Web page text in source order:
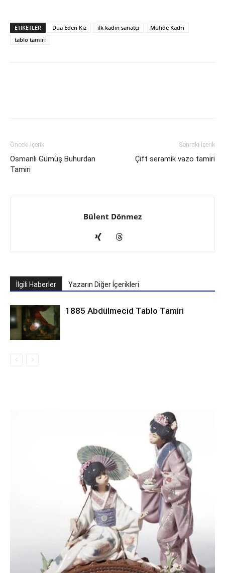
ETIKETLER Dua Eden Kız ilk kadın sanatçı
Müfide Kadri
tablo tamiri
Önceki İçerik
Osmanlı Gümüş Buhurdan
Tamiri
Sonraki İçerik
Çift seramik vazo tamiri
Bülent Dönmez
İlgili Haberler Yazarın Diğer İçerikleri
1885 Abdülmecid Tablo Tamiri